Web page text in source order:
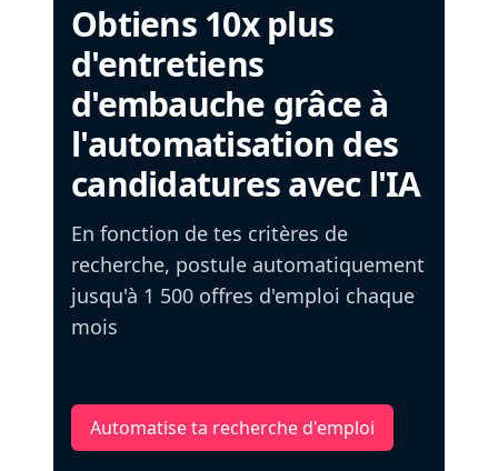
Obtiens 10x plus
d'entretiens
d'embauche grâce à
l'automatisation des
candidatures avec l'IA
En fonction de tes critères de
recherche, postule automatiquement
jusqu'à 1 500 offres d'emploi chaque
mois
Automatise ta recherche d'emploi